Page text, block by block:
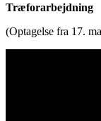
Træforarbejdning
(Optagelse fra 17.